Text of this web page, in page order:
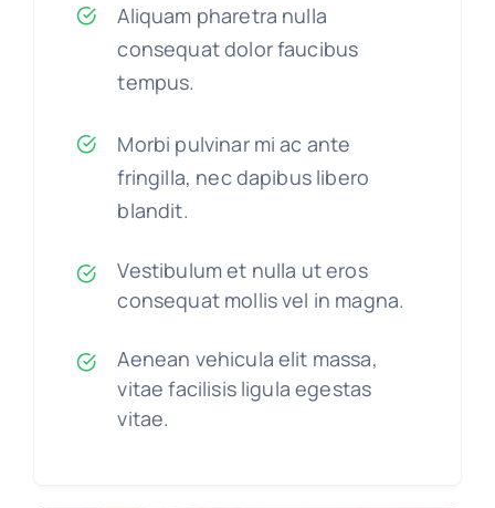
Aliquam pharetra nulla
consequat dolor faucibus
tempus.
Morbi pulvinar mi ac ante
fringilla, nec dapibus libero
blandit.
Vestibulum et nulla ut eros
consequat mollis vel in magna.
Aenean vehicula elit massa,
vitae facilisis ligula egestas
vitae.